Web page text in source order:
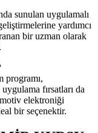
sunulan uygulamalı
yardımcı
bir uzman olarak
programı,
fırsatları da
elektroniği
bir seçenektir.